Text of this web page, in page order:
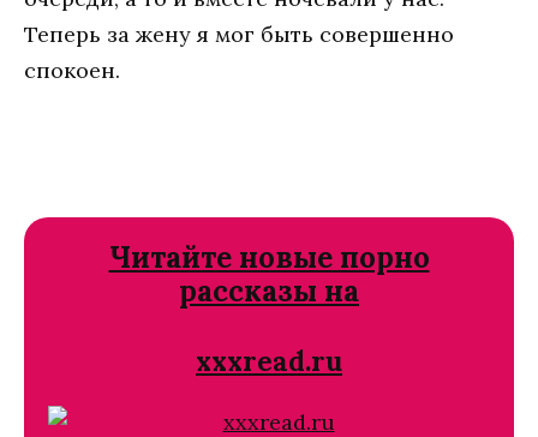
Теперь за жену я мог быть совершенно
спокоен.
Читайте новые порно
рассказы на
xxxread.ru